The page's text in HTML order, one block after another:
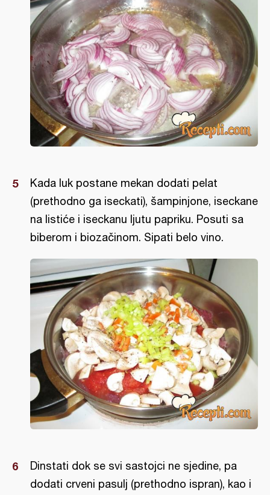
Kada luk postane mekan dodati pelat
(prethodno ga iseckati), šampinjone, iseckane
na listiće i iseckanu ljutu papriku. Posuti sa
biberom i biozačinom. Sipati belo vino.
Dinstati dok se svi sastojci ne sjedine, pa
dodati crveni pasulj (prethodno ispran), kao i